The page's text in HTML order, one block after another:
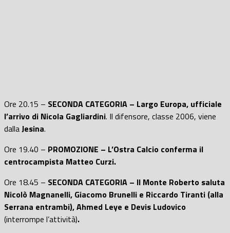
Ore 20.15 – SECONDA CATEGORIA – Largo Europa, ufficiale
l’arrivo di Nicola Gagliardini. Il difensore, classe 2006, viene
dallaJesina.
Ore 19.40 – PROMOZIONE – L’Ostra Calcio conferma il
centrocampista Matteo Curzi.
Ore 18.45 – SECONDA CATEGORIA – Il Monte Roberto saluta
Nicolò Magnanelli, Giacomo Brunelli e Riccardo Tiranti (alla
Serrana entrambi), Ahmed Leye e Devis Ludovico
(interrompe l’attività).